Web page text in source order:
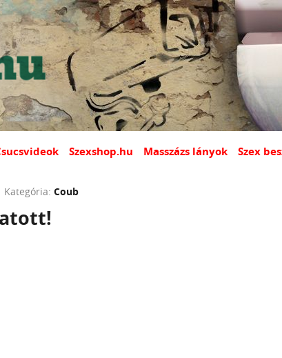
Szexshop.hu Masszázs lányok Szex
Kategória: Coub